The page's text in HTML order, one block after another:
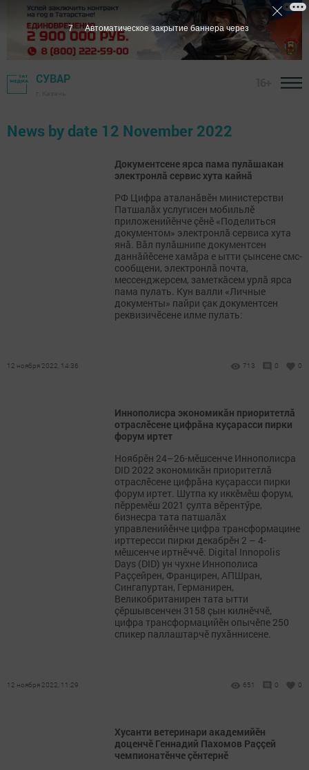
СУВАР
News by date 12 November 2022
Документсене ярса пама пулăшакан
электронлă сервис хута кайнă
РФ Цифра аталанăвӗн министерстви
Патшалăх услугисен мобильлӗ
приложенийӗнче çӗнӗ «Поделиться
документом» электронлă сервиса хута
янă. Вăл пулăшнипе документсен
даннăйӗсене хамăра е ытти çынсене смс-
сообщени, электронлă почта,
мессенджерсем, заметкăсем урлă ярса
пама пулать. Кун валли «Личные
документы» пайри çак документсен
реквизичӗсене илме пулать:
12 ноября 2022, 14:36 713 0 0
Иннополисра экономикăн приоритетлă
отраслӗсене цифрăна куçарасси пирки
форум иртет
Ноябрӗн 24–26-мӗшсенче Иннополисра
DID 2022 экономикăн приоритетлă
отраслӗсене цифрăна куçарасси пирки
форум иртет. Шутпа ку иккӗмӗш форум,
пӗрремӗш 2021 çулта вӗрентӳре,
бизнесра тата патшалăх
управленийӗнче цифра трансформацине
ирттересси пирки декабрӗн 2 – 4-
мӗшсенче иртнӗччӗ. Digital Innopolis
Days (DID) ун чухне Иннополиса
Раççейрен, Францирен, АПШран,
Сингапуртан, Германирен,
Великобританирен тата ытти
çӗршывсенчен 3158 çын килнӗччӗ,
цифра трансформацийӗн опычӗпе 250
спикер паллаштарчӗ пухăннисене.
12 ноября 2022, 11:29 651 0 0
Хусанти ветеринари академийӗн
доценчӗ Геннадий Пахомов Раççей
чемпионатӗнче çӗнтернӗ
7 Автоматическое закрытие баннера через